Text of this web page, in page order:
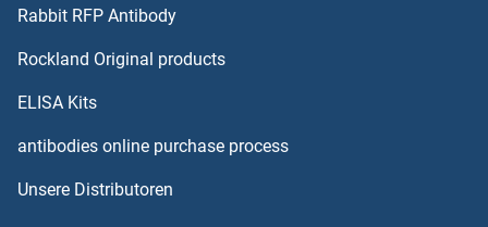
Bestrophin 4 Antikörper
BET1 Antikörper
BET1L Antikörper
Rabbit RFP Antibody
Rockland Original products
ELISA Kits
antibodies online purchase process
Unsere Distributoren